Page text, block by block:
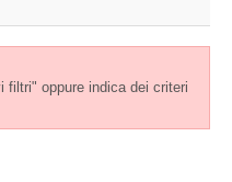
filtri" oppure indica dei criteri